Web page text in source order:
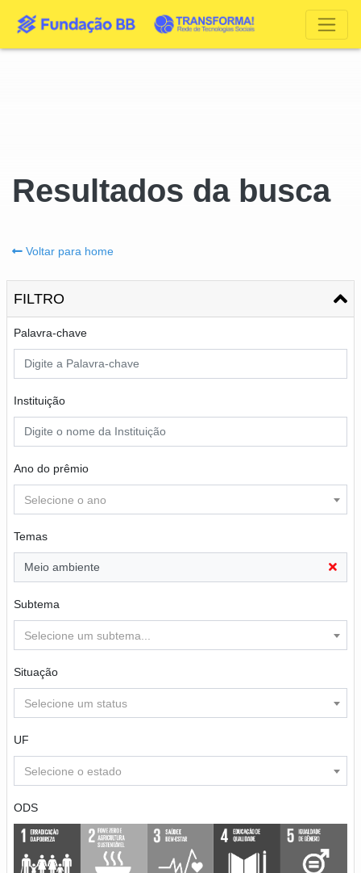
Resultados da busca
Voltar para home
FILTRO
Palavra-chave
Instituição
Ano do prêmio
Selecione o ano
Temas
Meio ambiente
Subtema
Selecione um subtema...
Situação
Selecione um status
UF
Selecione o estado
ODS